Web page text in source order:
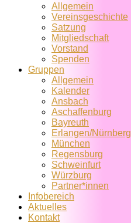
Allgemein
Vereins­geschichte
Satzung
Mitglied­schaft
Vorstand
Spenden
Gruppen
Allgemein
Kalender
Ansbach
Aschaffenburg
Bayreuth
Erlangen/Nürnberg
München
Regensburg
Schweinfurt
Würzburg
Partner*innen
Infobereich
Aktuelles
Kontakt